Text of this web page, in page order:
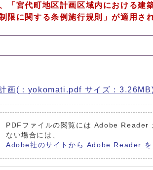
「宮代町地区計画区域内における建
限に関する条例施行規則」が適用さ
画(：yokomati.pdf サイズ：
PDFファイルの閲覧には Adobe Reader
ない場合には、
Adobe社のサイトから Adobe Reader を